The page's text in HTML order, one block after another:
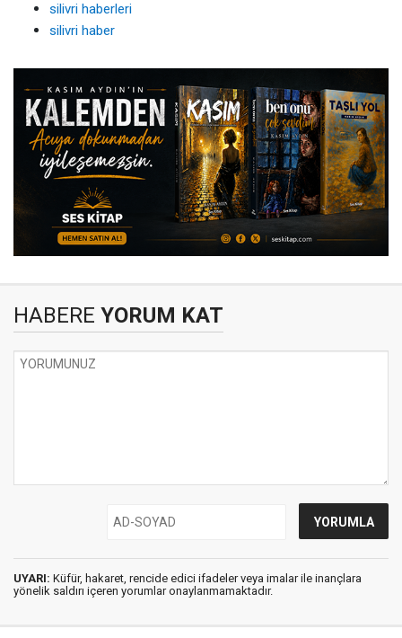
silivri haberleri
silivri haber
HABERE YORUM KAT
UYARI: Küfür, hakaret, rencide edici ifadeler veya imalar ile inançlara
yönelik saldırı içeren yorumlar onaylanmamaktadır.